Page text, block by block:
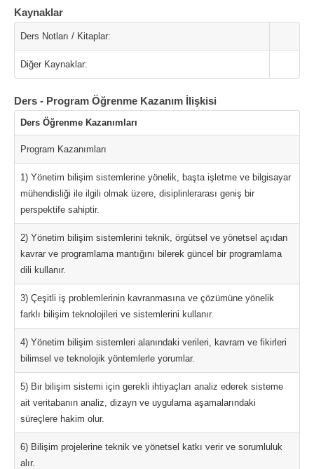
Kaynaklar
Ders Notları / Kitaplar:
Diğer Kaynaklar:
Ders - Program Öğrenme Kazanım İlişkisi
Ders Öğrenme Kazanımları
Program Kazanımları
1) Yönetim bilişim sistemlerine yönelik, başta işletme ve bilgisayar
mühendisliği ile ilgili olmak üzere, disiplinlerarası geniş bir
perspektife sahiptir.
2) Yönetim bilişim sistemlerini teknik, örgütsel ve yönetsel açıdan
kavrar ve programlama mantığını bilerek güncel bir programlama
dili kullanır.
3) Çeşitli iş problemlerinin kavranmasına ve çözümüne yönelik
farklı bilişim teknolojileri ve sistemlerini kullanır.
4) Yönetim bilişim sistemleri alanındaki verileri, kavram ve fikirleri
bilimsel ve teknolojik yöntemlerle yorumlar.
5) Bir bilişim sistemi için gerekli ihtiyaçları analiz ederek sisteme
ait veritabanın analiz, dizayn ve uygulama aşamalarındaki
süreçlere hakim olur.
6) Bilişim projelerine teknik ve yönetsel katkı verir ve sorumluluk
alır.